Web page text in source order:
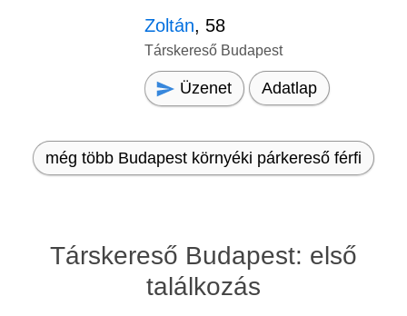
Zoltán, 58
Társkereső Budapest
Üzenet Adatlap
még több Budapest környéki párkereső férfi
Társkereső Budapest: első
találkozás